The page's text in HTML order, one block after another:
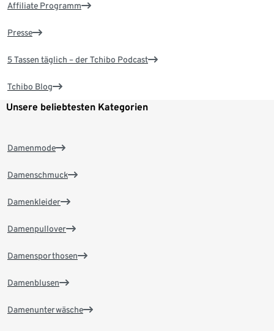
Affiliate Programm
Presse
5 Tassen täglich – der Tchibo Podcast
Tchibo Blog
Unsere beliebtesten Kategorien
Damenmode
Damenschmuck
Damenkleider
Damenpullover
Damensporthosen
Damenblusen
Damenunterwäsche